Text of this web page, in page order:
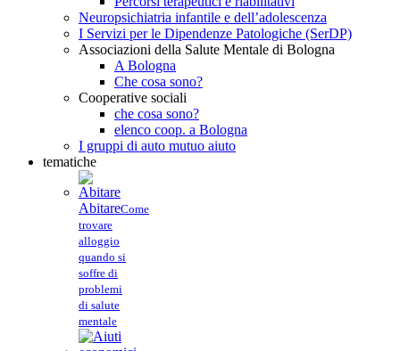
Neuropsichiatria infantile e dell’adolescenza
I Servizi per le Dipendenze Patologiche (SerDP)
Associazioni della Salute Mentale di Bologna
A Bologna
Che cosa sono?
Cooperative sociali
che cosa sono?
elenco coop. a Bologna
I gruppi di auto mutuo aiuto
tematiche
AbitareCome
trovare
alloggio
quando si
soffre di
problemi
di salute
mentale